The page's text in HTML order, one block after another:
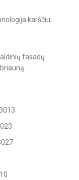
karščiu;
fasadų